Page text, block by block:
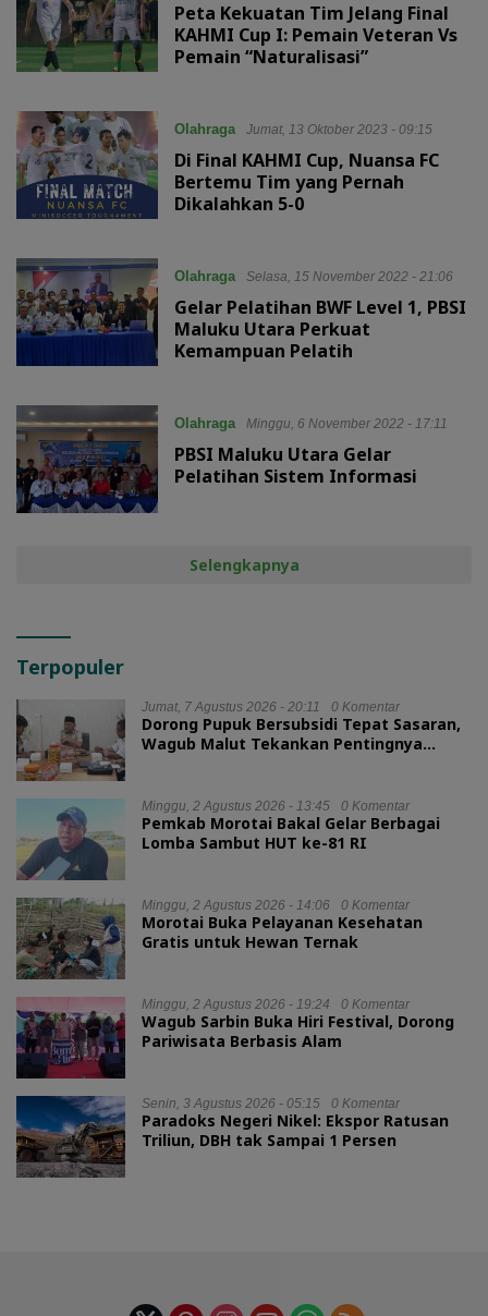
Peta Kekuatan Tim Jelang Final
KAHMI Cup I: Pemain Veteran Vs
Pemain “Naturalisasi”
Olahraga Jumat, 13 Oktober 2023 - 09:15
Di Final KAHMI Cup, Nuansa FC
Bertemu Tim yang Pernah
Dikalahkan 5-0
Olahraga Selasa, 15 November 2022 - 21:06
Gelar Pelatihan BWF Level 1, PBSI
Maluku Utara Perkuat
Kemampuan Pelatih
Olahraga Minggu, 6 November 2022 - 17:11
PBSI Maluku Utara Gelar
Pelatihan Sistem Informasi
Selengkapnya
Terpopuler
Jumat, 7 Agustus 2026 - 20:11 0 Komentar
Dorong Pupuk Bersubsidi Tepat Sasaran,
Wagub Malut Tekankan Pentingnya
Minggu, 2 Agustus 2026 - 13:45 0 Komentar
Pemkab Morotai Bakal Gelar Berbagai
Lomba Sambut HUT ke-81 RI
Minggu, 2 Agustus 2026 - 14:06 0 Komentar
Morotai Buka Pelayanan Kesehatan
Gratis untuk Hewan Ternak
Minggu, 2 Agustus 2026 - 19:24 0 Komentar
Wagub Sarbin Buka Hiri Festival, Dorong
Pariwisata Berbasis Alam
Senin, 3 Agustus 2026 - 05:15 0 Komentar
Paradoks Negeri Nikel: Ekspor Ratusan
Triliun, DBH tak Sampai 1 Persen